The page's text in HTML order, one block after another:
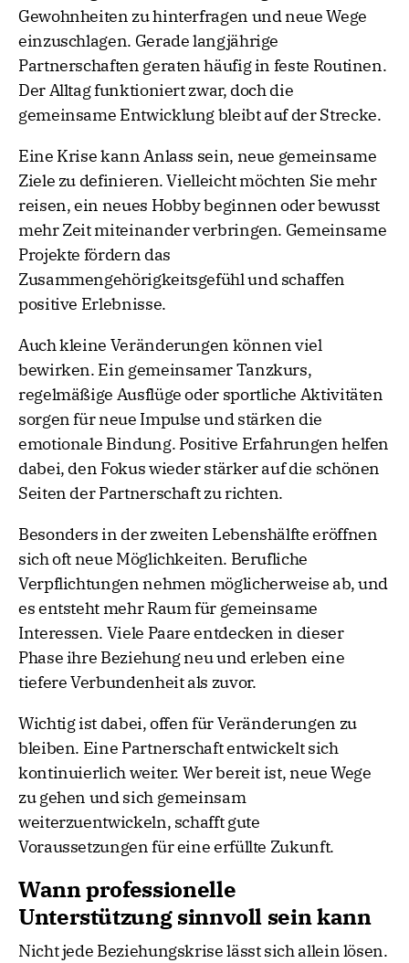
Gewohnheiten zu hinterfragen und neue Wege
einzuschlagen. Gerade langjährige
Partnerschaften geraten häufig in feste Routinen.
Der Alltag funktioniert zwar, doch die
gemeinsame Entwicklung bleibt auf der Strecke.
Eine Krise kann Anlass sein, neue gemeinsame
Ziele zu definieren. Vielleicht möchten Sie mehr
reisen, ein neues Hobby beginnen oder bewusst
mehr Zeit miteinander verbringen. Gemeinsame
Projekte fördern das
Zusammengehörigkeitsgefühl und schaffen
positive Erlebnisse.
Auch kleine Veränderungen können viel
bewirken. Ein gemeinsamer Tanzkurs,
regelmäßige Ausflüge oder sportliche Aktivitäten
sorgen für neue Impulse und stärken die
emotionale Bindung. Positive Erfahrungen helfen
dabei, den Fokus wieder stärker auf die schönen
Seiten der Partnerschaft zu richten.
Besonders in der zweiten Lebenshälfte eröffnen
sich oft neue Möglichkeiten. Berufliche
Verpflichtungen nehmen möglicherweise ab, und
es entsteht mehr Raum für gemeinsame
Interessen. Viele Paare entdecken in dieser
Phase ihre Beziehung neu und erleben eine
tiefere Verbundenheit als zuvor.
Wichtig ist dabei, offen für Veränderungen zu
bleiben. Eine Partnerschaft entwickelt sich
kontinuierlich weiter. Wer bereit ist, neue Wege
zu gehen und sich gemeinsam
weiterzuentwickeln, schafft gute
Voraussetzungen für eine erfüllte Zukunft.
Wann professionelle
Unterstützung sinnvoll sein kann
Nicht jede Beziehungskrise lässt sich allein lösen.